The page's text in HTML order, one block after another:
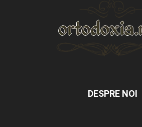
DESPRE NOI